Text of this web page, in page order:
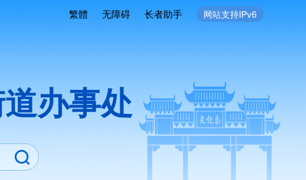
繁體 无障碍 长者助手 网站支持IPv6
办事处